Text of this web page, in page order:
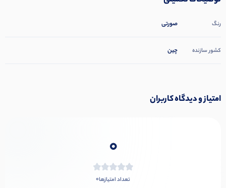
رنگ صورتی
کشور سازنده چین
امتیاز و دیدگاه کاربران
0
تعداد امتیازها0